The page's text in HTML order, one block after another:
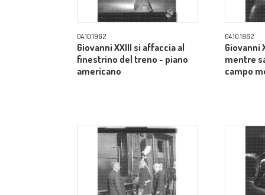
04.10.1962
Giovanni XXIII si affaccia al
finestrino del treno - piano
americano
04.10.1962
Giovanni
mentre
campo